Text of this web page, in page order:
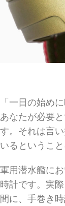
「一日の始め
あなたが必要
す。それは言
いるということ
軍用潜水艦に
時計です。実
間に、手巻き